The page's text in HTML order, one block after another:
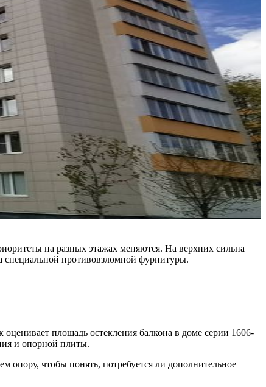
на разных этажах меняются. На верхних сильна
специальной противовзломной фурнитуры.
площадь остекления балкона в доме серии 1606-
и опорной плиты.
чтобы понять, потребуется ли дополнительное